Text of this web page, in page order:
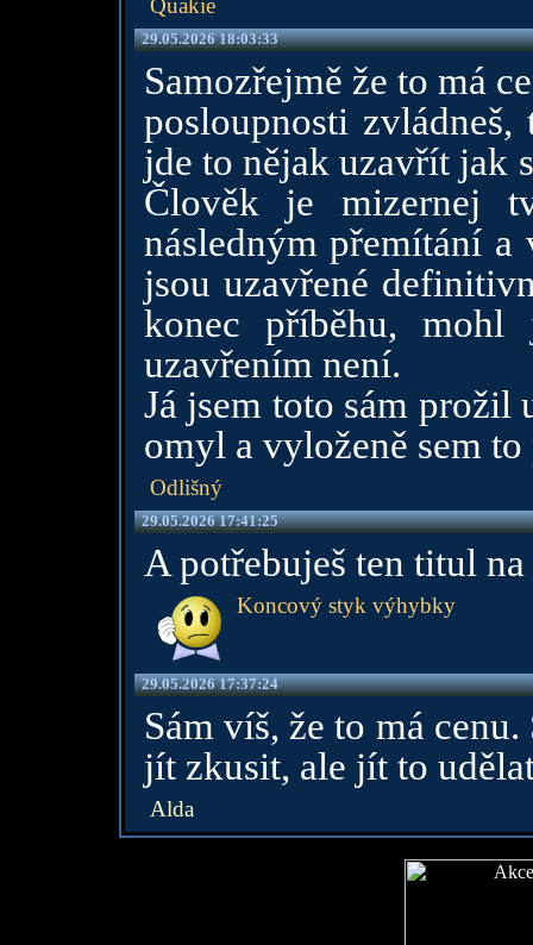
Quakie
29.05.2026 18:03:33
Samozřejmě že to má
posloupnosti
jde to nějak uzavřít jak
Člověk je mizernej
následným přemítání a
jsou uzavřené
konec příběhu, mohl
uzavřením není.
Já jsem toto sám
omyl a vyloženě sem
Odlišný
29.05.2026 17:41:25
A potřebuješ ten titul na
Koncový styk výhybky
29.05.2026 17:37:24
Sám víš, že to má
jít zkusit, ale jít to
Alda